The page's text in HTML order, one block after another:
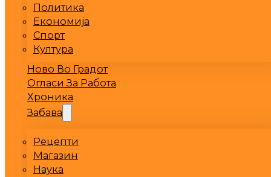
Политика
Економија
Спорт
Култура
Ново Во Градот
Огласи За Работа
Хроника
Забава
Рецепти
Магазин
Наука